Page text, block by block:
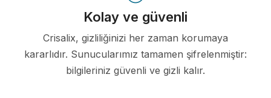
Kolay ve güvenli
Crisalix, gizliliğinizi her zaman korumaya
kararlıdır. Sunucularımız tamamen şifrelenmiştir:
bilgileriniz güvenli ve gizli kalır.